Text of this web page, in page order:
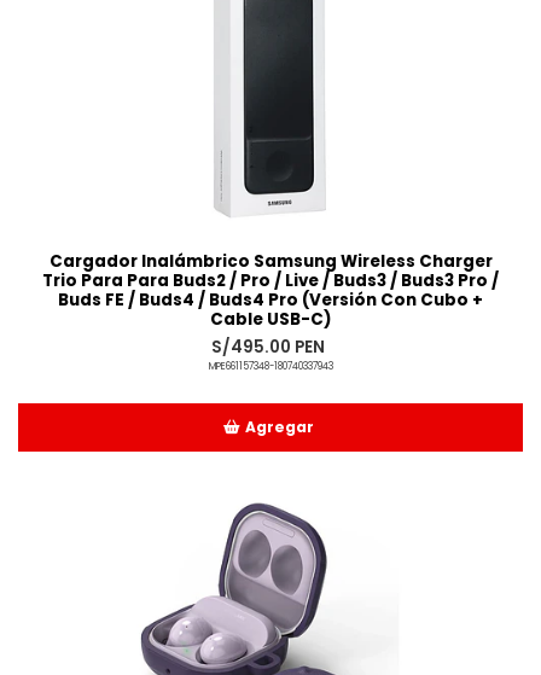
Cargador Inalámbrico Samsung Wireless Charger
Trio Para Para Buds2 / Pro / Live / Buds3 / Buds3 Pro /
Buds FE / Buds4 / Buds4 Pro (Versión Con Cubo +
Cable USB-C)
S/495.00 PEN
MPE661157348-180740337943
Agregar